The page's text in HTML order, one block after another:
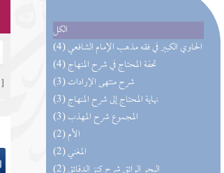
الكل
(4) الحاوي الكبير في فقه مذهب الإمام الشافعي
(4) تحفة المحتاج في شرح المنهاج
(3) شرح منتهى الإرادات
(3) نهاية المحتاج إلى شرح المنهاج
(3) المجموع شرح المهذب
(2) الأم
(2) المغني